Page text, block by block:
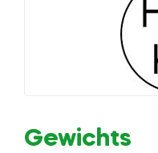
Gewichts